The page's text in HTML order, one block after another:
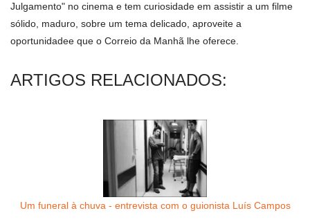
Julgamento" no cinema e tem curiosidade em assistir a um filme
sólido, maduro, sobre um tema delicado, aproveite a
oportunidadee que o Correio da Manhã lhe oferece.
ARTIGOS RELACIONADOS:
Um funeral à chuva - entrevista com o guionista Luís Campos